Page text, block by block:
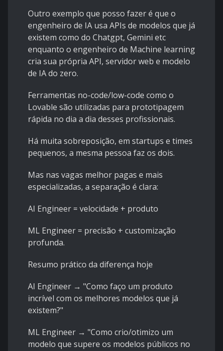
Outro exemplo que posso fazer é que o
engenheiro de IA usa APIs de modelos que já
existem como do Chatgpt, Gemini etc
enquanto o engenheiro de Machine learning
cria sua própria API, servidor web e modelo
de IA do zero.
Ferramentas no-code/low-code como o
Lovable são utilizadas para prototipagem
rápida no dia a dia desses profissionais.
Há muita sobreposição, em startups e times
pequenos, a mesma pessoa faz os dois.
Mas nas vagas melhor pagas e mais
especializadas, a separação é clara:
AI Engineer = velocidade + produto
ML Engineer = precisão + customização
profunda.
Resumo prático da diferença hoje
AI Engineer → "Como faço um produto
incrível com os melhores modelos que já
existem?"
ML Engineer → "Como crio/otimizo um
modelo que supere os modelos públicos no